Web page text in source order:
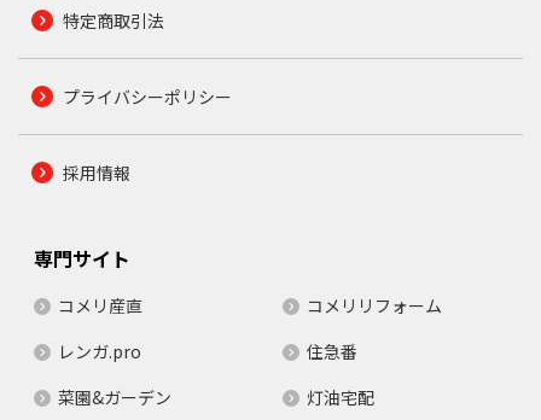
特定商取引法
プライバシーポリシー
採用情報
専門サイト
コメリ産直
コメリリフォーム
レンガ.pro
住急番
菜園&ガーデン
灯油宅配